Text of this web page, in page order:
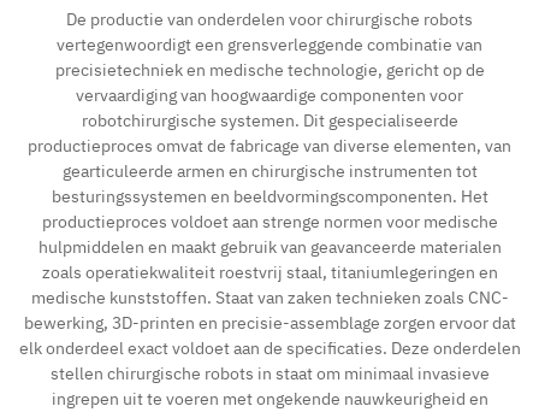
Nieuws & Evenementen
Over Ons
Blog
Contact
De productie van onderdelen voor chirurgische robots
vertegenwoordigt een grensverleggende combinatie van
precisietechniek en medische technologie, gericht op de
vervaardiging van hoogwaardige componenten voor
robotchirurgische systemen. Dit gespecialiseerde
productieproces omvat de fabricage van diverse elementen, van
gearticuleerde armen en chirurgische instrumenten tot
besturingssystemen en beeldvormingscomponenten. Het
productieproces voldoet aan strenge normen voor medische
hulpmiddelen en maakt gebruik van geavanceerde materialen
zoals operatiekwaliteit roestvrij staal, titaniumlegeringen en
medische kunststoffen. Staat van zaken technieken zoals CNC-
bewerking, 3D-printen en precisie-assemblage zorgen ervoor dat
elk onderdeel exact voldoet aan de specificaties. Deze onderdelen
stellen chirurgische robots in staat om minimaal invasieve
ingrepen uit te voeren met ongekende nauwkeurigheid en